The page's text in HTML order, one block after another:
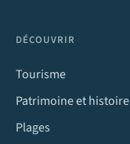
DÉCOUVRIR
Tourisme
Patrimoine et histoire
Plages